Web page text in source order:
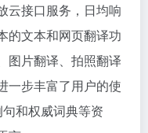
云接口服务，日均响
的文本和网页翻译功
图片翻译、拍照翻译
一步丰富了用户的使
和权威词典等资